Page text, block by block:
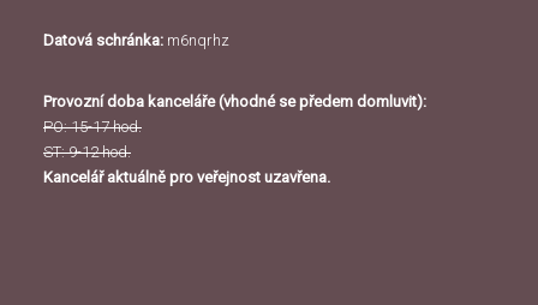
Datová schránka: m6nqrhz
Provozní doba kanceláře (vhodné se předem domluvit):
PO: 15-17 hod.
ST: 9-12 hod.
Kancelář aktuálně pro veřejnost uzavřena.